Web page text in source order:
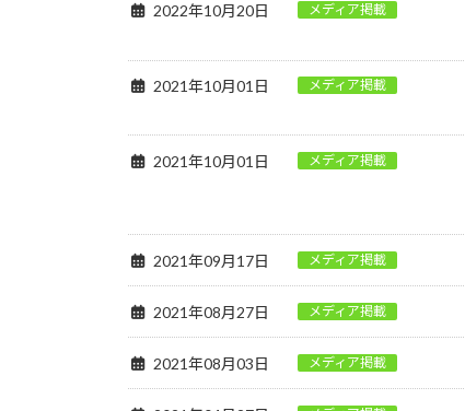
2022年10月20日 メディア掲載
2021年10月01日 メディア掲載
2021年10月01日 メディア掲載
2021年09月17日 メディア掲載
2021年08月27日 メディア掲載
2021年08月03日 メディア掲載